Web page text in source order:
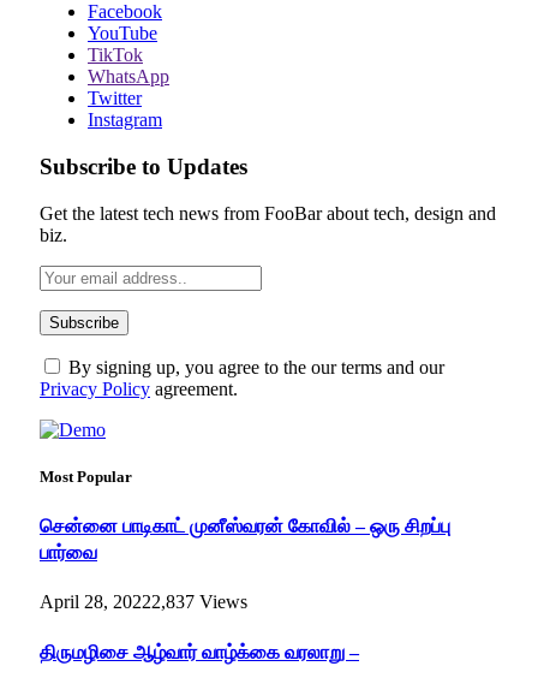
Facebook
YouTube
TikTok
WhatsApp
Twitter
Instagram
Subscribe to Updates
Get the latest tech news from FooBar about tech, design and
biz.
By signing up, you agree to the our terms and our
Privacy Policy agreement.
Most Popular
சென்னை பாடிகாட் முனீஸ்வரன் கோவில் – ஒரு சிறப்பு
பார்வை
April 28, 20222,837 Views
திருமழிசை ஆழ்வார் வாழ்க்கை வரலாறு –